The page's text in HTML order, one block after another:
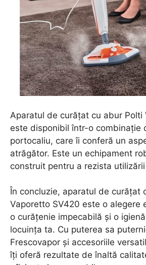
Aparatul de curățat cu abur Polti
este disponibil într-o combinație
portocaliu, care îi conferă un
atrăgător. Este un echipament
construit pentru a rezista
În concluzie, aparatul de curățat
Vaporetto SV420 este o alegere
o curățenie impecabilă și o
locuința ta. Cu puterea sa
Frescovapor și accesoriile
îți oferă rezultate de înaltă